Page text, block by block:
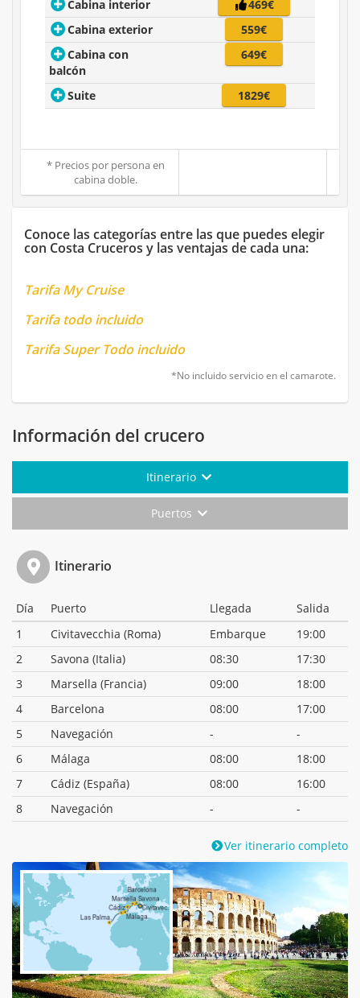
Cabina interior
469€
Cabina exterior
559€
Cabina con
balcón
649€
Suite 1829€
* Precios por persona en
cabina doble.
Conoce las categorías entre las que puedes elegir
con Costa Cruceros y las ventajas de cada una:
Tarifa My Cruise
Tarifa todo incluido
Tarifa Super Todo incluido
*No incluido servicio en el camarote.
Información del crucero
Itinerario
Puertos
Itinerario
Día Puerto Llegada
Salida
1
Civitavecchia (Roma) Embarque
19:00
2
Savona (Italia) 08:30
17:30
3
Marsella (Francia) 09:00
18:00
4
Barcelona 08:00
17:00
5
Navegación -
-
6
Málaga 08:00
18:00
7
Cádiz (España) 08:00
16:00
8
Navegación - -
Ver itinerario completo